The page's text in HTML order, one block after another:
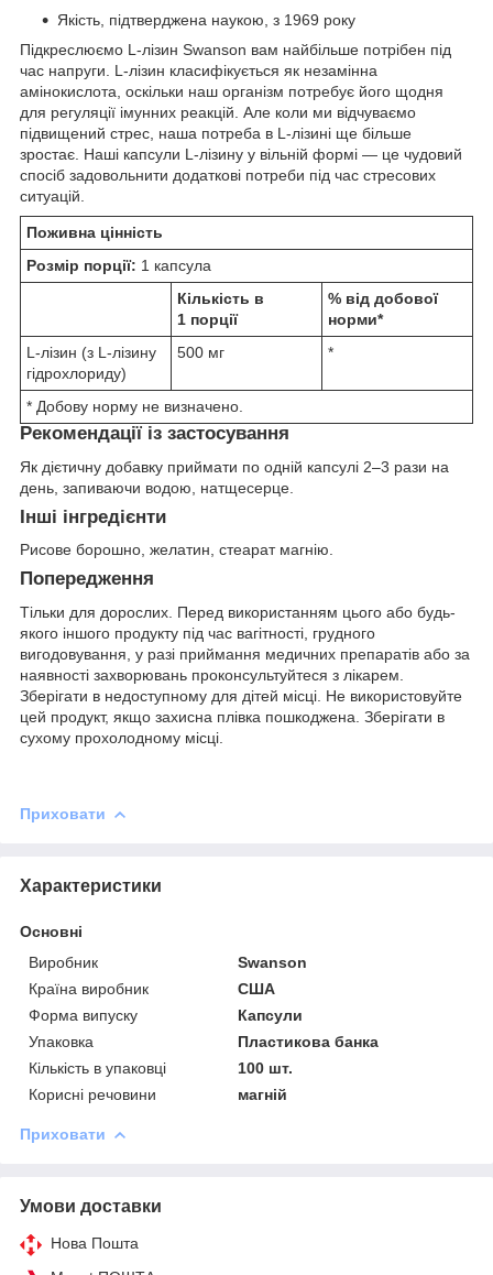
Якість, підтверджена наукою, з 1969 року
Підкреслюємо L-лізин Swanson вам найбільше потрібен під
час напруги. L-лізин класифікується як незамінна
амінокислота, оскільки наш організм потребує його щодня
для регуляції імунних реакцій. Але коли ми відчуваємо
підвищений стрес, наша потреба в L-лізині ще більше
зростає. Наші капсули L-лізину у вільній формі — це чудовий
спосіб задовольнити додаткові потреби під час стресових
ситуацій.
Поживна цінність
Розмір порції: 1 капсула
Кількість в
1 порції
% від добової
норми*
L-лізин (з L-лізину
гідрохлориду)
500 мг *
* Добову норму не визначено.
Рекомендації із застосування
Як дієтичну добавку приймати по одній капсулі 2–3 рази на
день, запиваючи водою, натщесерце.
Інші інгредієнти
Рисове борошно, желатин, стеарат магнію.
Попередження
Тільки для дорослих. Перед використанням цього або будь-
якого іншого продукту під час вагітності, грудного
вигодовування, у разі приймання медичних препаратів або за
наявності захворювань проконсультуйтеся з лікарем.
Зберігати в недоступному для дітей місці. Не використовуйте
цей продукт, якщо захисна плівка пошкоджена. Зберігати в
сухому прохолодному місці.
Приховати
Характеристики
Основні
Виробник
Swanson
Країна виробник
США
Форма випуску
Капсули
Упаковка
Пластикова банка
Кількість в упаковці
100 шт.
Корисні речовини
магній
Приховати
Умови доставки
Нова Пошта